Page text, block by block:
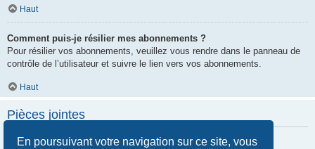
En poursuivant votre navigation sur ce site, vous
Haut
Comment puis-je résilier mes abonnements ?
Pour résilier vos abonnements, veuillez vous rendre dans le panneau de
contrôle de l’utilisateur et suivre le lien vers vos abonnements.
Haut
Pièces jointes
Quelles pièces jointes sont autorisées sur ce forum ?